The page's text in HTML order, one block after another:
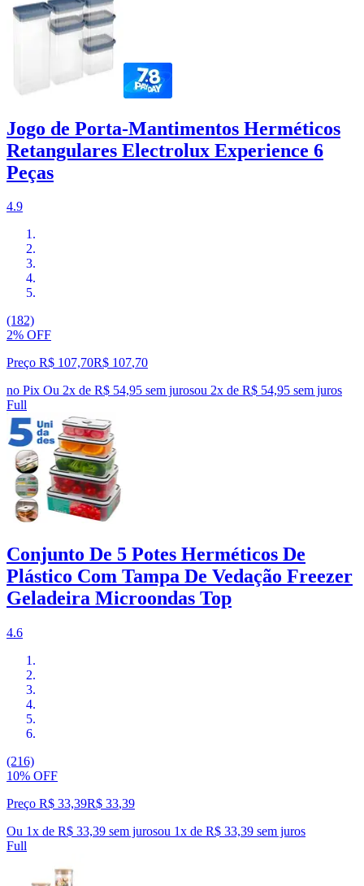
Jogo de Porta-Mantimentos Herméticos
Retangulares Electrolux Experience 6
Peças
4.9
(182)
2% OFF
Preço R$ 107,70R$ 107,70
no Pix Ou 2x de R$ 54,95 sem jurosou 2x de R$ 54,95 sem juros
Full
Conjunto De 5 Potes Herméticos De
Plástico Com Tampa De Vedação Freezer
Geladeira Microondas Top
4.6
(216)
10% OFF
Preço R$ 33,39R$ 33,39
Ou 1x de R$ 33,39 sem jurosou 1x de R$ 33,39 sem juros
Full